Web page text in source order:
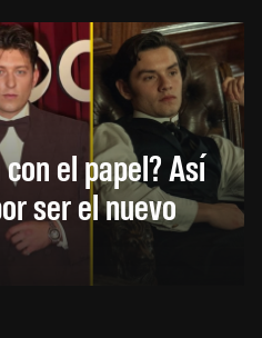
el papel? Así
ser el nuevo